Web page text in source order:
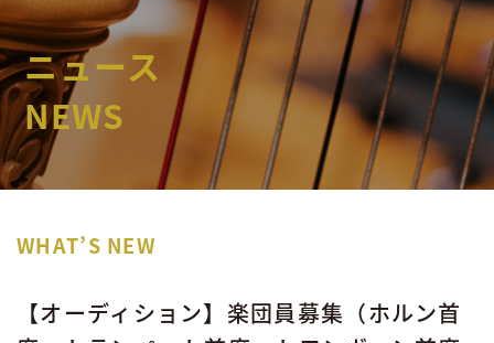
ニュース
NEWS
WHAT’S NEW
【オーディション】楽団員募集（ホルン首